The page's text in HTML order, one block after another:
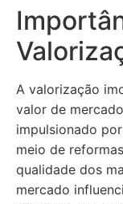
A valorização
valor de
impulsionado
meio de
qualidade dos
mercado